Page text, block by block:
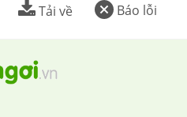
Báo lỗi
Tải về